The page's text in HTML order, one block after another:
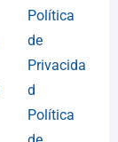
Política
de
Privacida
d
Política